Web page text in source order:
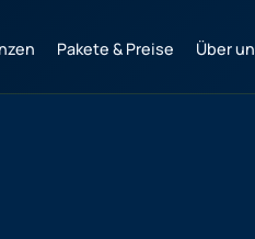
Pakete & Preise Über